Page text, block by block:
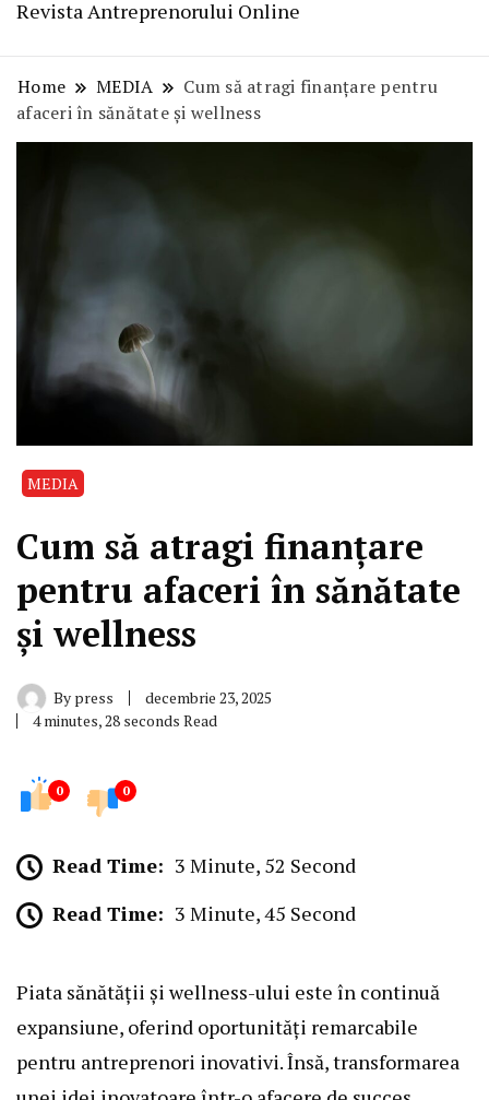
Revista Antreprenorului Online
Home MEDIA
Cum să atragi finanțare pentru
afaceri în sănătate și wellness
MEDIA
Cum să atragi finanțare
pentru afaceri în sănătate
și wellness
By press
decembrie 23, 2025
4 minutes, 28 seconds Read
0 0
Read Time: 3 Minute, 52 Second
Read Time: 3 Minute, 45 Second
Piata sănătății și wellness-ului este în continuă
expansiune, oferind oportunități remarcabile
pentru antreprenori inovativi. Însă, transformarea